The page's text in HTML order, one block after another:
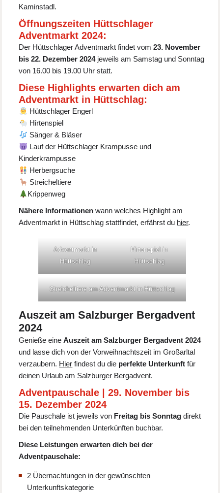
Kaminstadl.
Öffnungszeiten Hüttschlager
Adventmarkt 2024:
Der Hüttschlager Adventmarkt findet vom23. November
bis 22. Dezember 2024jeweils am Samstag und Sonntag
von 16.00 bis 19.00 Uhr statt.
Diese Highlights erwarten dich am
Adventmarkt in Hüttschlag:
Hüttschlager Engerl
Hirtenspiel
Sänger & Bläser
Lauf der Hüttschlager Krampusse und
Kinderkrampusse
Herbergsuche
Streicheltiere
Krippenweg
Nähere Informationen wann welches Highlight am
Adventmarkt in Hüttschlag stattfindet, erfährst du hier.
Adventmarkt in
Hüttschlag
Hirtenspiel in
Hüttschlag
Streicheltiere am Adventmarkt in Hüttschlag
Auszeit am Salzburger Bergadvent
2024
Genieße eineAuszeit am Salzburger Bergadvent 2024
und lasse dich von der Vorweihnachtszeit im Großarltal
verzaubern. Hier findest du die perfekte Unterkunftfür
deinen Urlaub am Salzburger Bergadvent.
Adventpauschale | 29. November bis
15. Dezember 2024
Die Pauschale ist jeweils von Freitag bis Sonntag direkt
bei den teilnehmenden Unterkünften buchbar.
Diese Leistungen erwarten dich bei der
Adventpauschale:
2 Übernachtungen in der gewünschten
Unterkunftskategorie